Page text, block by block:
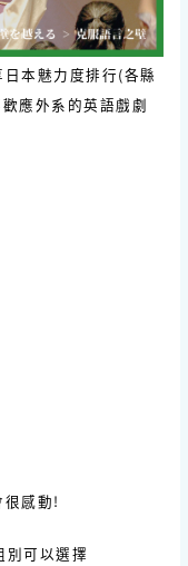
本魅力度排行(各縣
應外系的英語戲劇
感動!
可以選擇